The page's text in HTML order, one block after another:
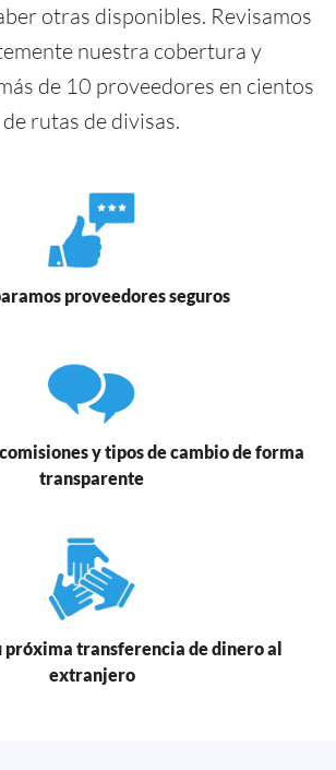
otras disponibles. Revisamos
nuestra cobertura y
de 10 proveedores en cientos
de rutas de divisas.
proveedores seguros
y tipos de cambio de forma
transparente
próxima transferencia de dinero al
extranjero